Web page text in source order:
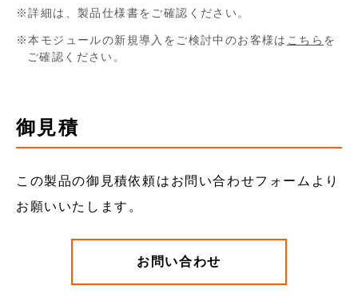
詳細は、製品仕様書をご確認ください。
本モジュールの新規導入をご検討中のお客様は こちら を
ご確認ください。
御見積
この製品の御見積依頼はお問い合わせフォームより
お願いいたします。
お問い合わせ